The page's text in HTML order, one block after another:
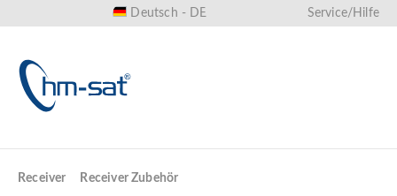
Deutsch - DE Service/Hilfe
Receiver Receiver Zubehör